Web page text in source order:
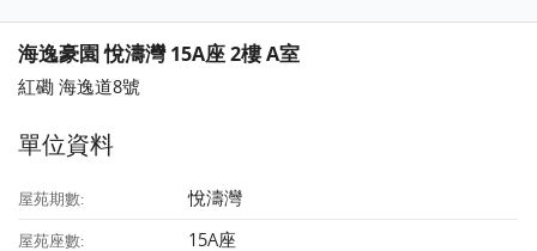
海逸豪園 悅濤灣 15A座 2樓 A室
紅磡 海逸道8號
單位資料
屋苑期數: 悅濤灣
屋苑座數: 15A座